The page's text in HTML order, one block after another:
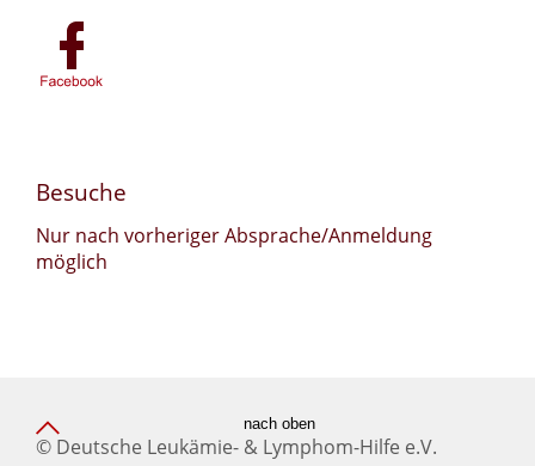
Besuche
Nur nach vorheriger Absprache/Anmeldung
möglich
nach oben
© Deutsche Leukämie- & Lymphom-Hilfe e.V.